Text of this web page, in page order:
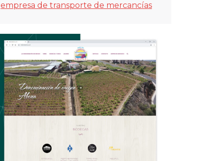
empresa de transporte de mercancías